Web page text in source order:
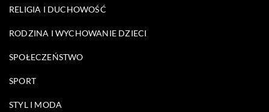
RELIGIA I DUCHOWOŚĆ
RODZINA I WYCHOWANIE DZIECI
SPOŁECZEŃSTWO
SPORT
STYL I MODA